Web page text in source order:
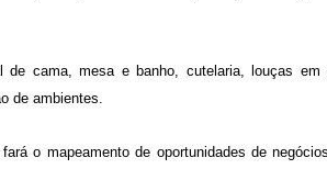
de cama, mesa e banho, cutelaria, louças
de ambientes.
o mapeamento de oportunidades de